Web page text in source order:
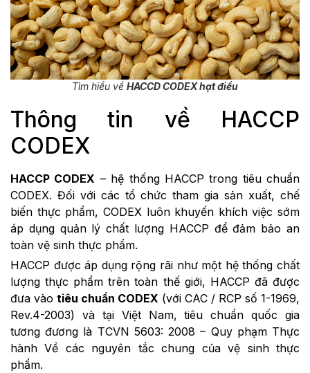
Tìm hiểu về HACCD CODEX hạt điều
Thông tin về HACCP
CODEX
HACCP CODEX – hệ thống HACCP trong tiêu chuẩn
CODEX. Đối với các tổ chức tham gia sản xuất, chế
biến thực phẩm, CODEX luôn khuyến khích việc sớm
áp dụng quản lý chất lượng HACCP để đảm bảo an
toàn vệ sinh thực phẩm.
HACCP được áp dụng rộng rãi như một hệ thống chất
lượng thực phẩm trên toàn thế giới, HACCP đã được
đưa vào tiêu chuẩn CODEX (với CAC / RCP số 1-1969,
Rev.4-2003) và tại Việt Nam, tiêu chuẩn quốc gia
tương đương là TCVN 5603: 2008 – Quy phạm Thực
hành Về các nguyên tắc chung của vệ sinh thực
phẩm.